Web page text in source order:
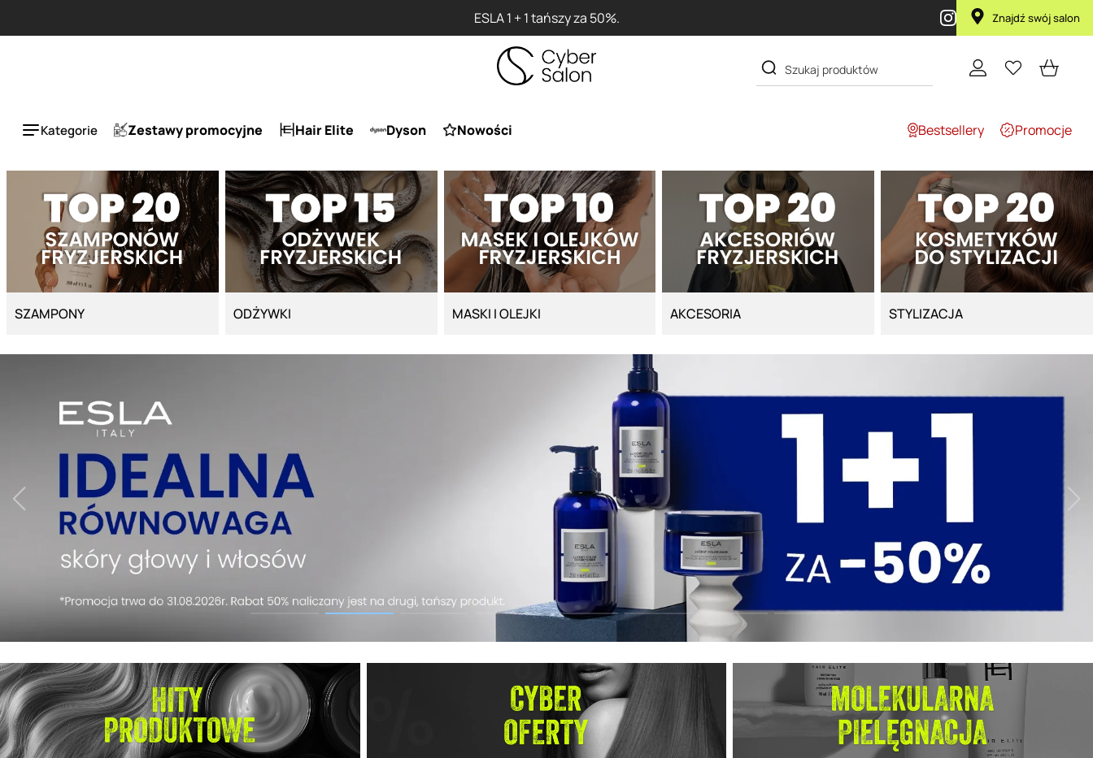
Przy zakupie produktu Artego Maska Lola za 1 żł Znajdź swój salon
Kategorie Zestawy promocyjne Hair Elite Dyson Nowości Bestsellery Promocje
SZAMPONY ODŻYWKI MASKI I OLEJKI AKCESORIA STYLIZACJA